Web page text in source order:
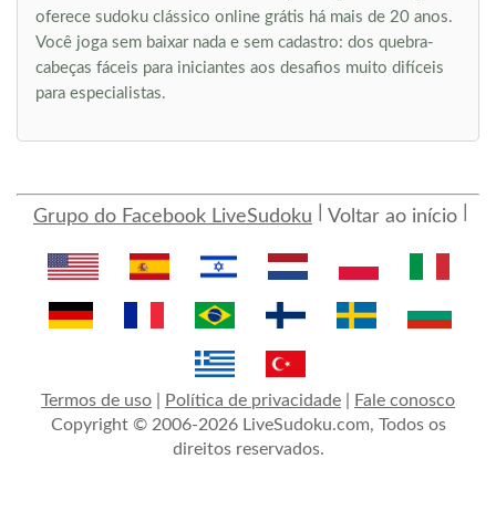
oferece sudoku clássico online grátis há mais de 20 anos.
Você joga sem baixar nada e sem cadastro: dos quebra-
cabeças fáceis para iniciantes aos desafios muito difíceis
para especialistas.
Grupo do Facebook LiveSudoku Voltar ao início
Termos de uso Política de privacidade
Fale conosco
Copyright © 2006-2026 LiveSudoku.com, Todos os
direitos reservados.